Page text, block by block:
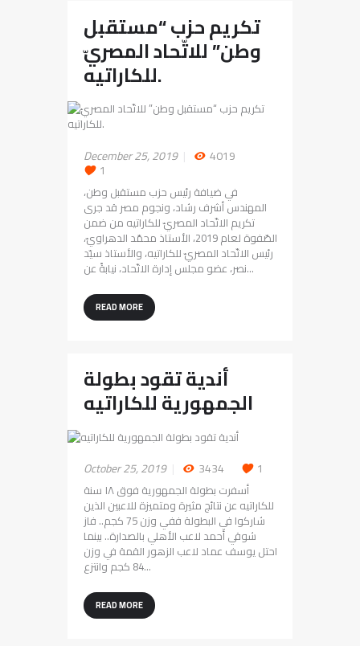
تكريم حزب “مستقبل
وطن” للاتّحاد المصريّ
للكاراتيه.
December 25, 2019 4019
1
في ضيافة رئيس حزب مستقبل وطن،
المهندس أشرف رشاد، ونجوم مصر قد جرى
تكريم الاتّحاد المصريّ للكاراتيه من ضمن
الصّفوة لعام 2019، الأستاذ محمّد الدهراويّ،
رئيس الاتّحاد المصريّ للكاراتيه، والأستاذ سيّد
نصر، عضو مجلس إدارة الاتّحاد، نيابةً عن…
READ MORE
أندية تقود بطولة
الجمهورية للكاراتيه
October 25, 2019 3434 1
أسفرت بطولة الجمهورية فوق ١٨ سنة
للكاراتيه عن نتائج مثيرة ومتميزة للاعبين الذين
شاركوا في البطولة ففي وزن 75 كجم.. فاز
شوقي أحمد لاعب الأهلي بالصدارة.. بينما
احتل يوسف عماد لاعب الزهور القمة في وزن
84 كجم وانتزع…
READ MORE